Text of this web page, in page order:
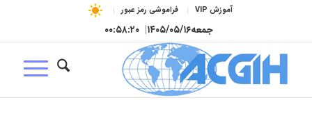
آموزش VIP فراموشی رمز عبور
جمعه۱۴۰۵/۰۵/۱۶| ۰۰:۵۸:۲۱